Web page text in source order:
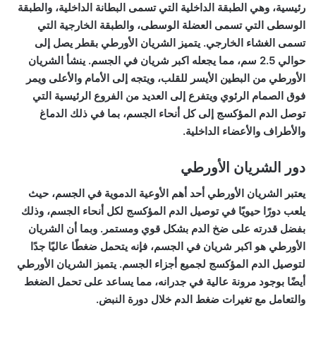
رئيسية، وهي الطبقة الداخلية التي تسمى البطانة الداخلية، والطبقة
الوسطى التي تسمى العضلة الوسطى، والطبقة الخارجية التي
تسمى الغشاء الخارجي. يتميز الشريان الأورطي بقطر يصل إلى
حوالي 2.5 سم، مما يجعله اكبر شريان في الجسم. ينشأ الشريان
الأورطي من البطين الأيسر للقلب، ويتجه إلى الأمام والأعلى ويمر
فوق الصمام الرئوي ويتفرع إلى العديد من الفروع الرئيسية التي
توصل الدم المؤكسج إلى كل أنحاء الجسم، بما في ذلك الدماغ
والأطراف والأعضاء الداخلية.
دور الشريان الأورطي
يعتبر الشريان الأورطي أحد أهم الأوعية الدموية في الجسم، حيث
يلعب دورًا حيويًا في توصيل الدم المؤكسج لكل أنحاء الجسم، وذلك
بفضل قدرته على ضخ الدم بشكل قوي ومستمر. وبما أن الشريان
الأورطي هو اكبر شريان في الجسم، فإنه يتحمل ضغطًا عاليًا جدًا
لتوصيل الدم المؤكسج لجميع أجزاء الجسم. يتميز الشريان الأورطي
أيضًا بوجود مرونة عالية في جدرانه، مما يساعد على تحمل الضغط
والتعامل مع تغيرات ضغط الدم خلال دورة النبض.